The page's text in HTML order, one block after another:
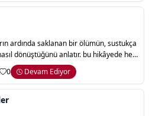
ardında saklanan bir ölümün, sustukça
dönüştüğünü anlatır. bu hikâyede her
bir iz, her sessizlik bir tanıktır.
0 Devam Ediyor